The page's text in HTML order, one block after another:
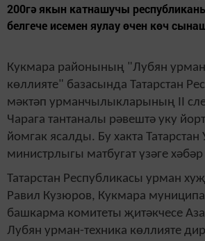
200гә якын катнашучы
белгече исемен яулау өчен көч
Кукмара районының "Лубян
көллияте" базасында Татарстан
мәктәп урманчылыкларының II
Чарага тантаналы рәвештә уку
йомгак ясалды. Бу хакта
министрлыгы матбугат үзәге хәбәр
Татарстан Республикасы урман
Равил Кузюров, Кукмара
башкарма комитеты җитәкчесе
Лубян урман-техника көллияте